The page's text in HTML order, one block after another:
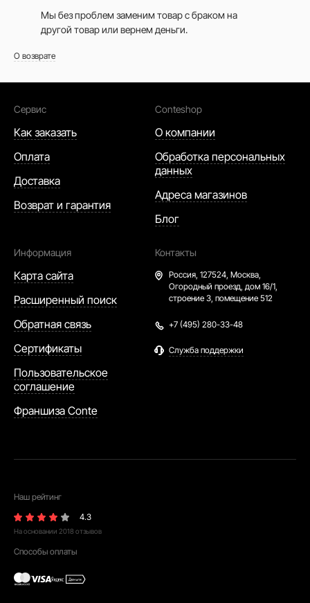
Мы без проблем заменим товар с браком на
другой товар или вернем деньги.
О возврате
Сервис
Как заказать
Оплата
Доставка
Возврат и гарантия
Conteshop
О компании
Обработка персональных
данных
Адреса магазинов
Блог
Информация
Карта сайта
Расширенный поиск
Обратная связь
Сертификаты
Пользовательское
соглашение
Франшиза Conte
Контакты
Россия, 127524, Москва,
Огородный проезд, дом 16/1,
строение 3, помещение 512
+7 (495) 280-33-48
Служба поддержки
Наш рейтинг
4.3
На основании 2018 отзывов
Способы оплаты